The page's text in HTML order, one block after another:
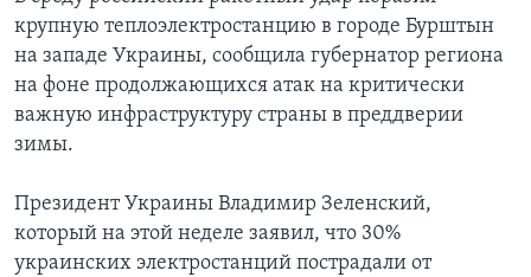
крупную теплоэлектростанцию в городе Бурштын
на западе Украины, сообщила губернатор региона
на фоне продолжающихся атак на критически
важную инфраструктуру страны в преддверии
зимы.
Президент Украины Владимир Зеленский,
который на этой неделе заявил, что 30%
украинских электростанций пострадали от